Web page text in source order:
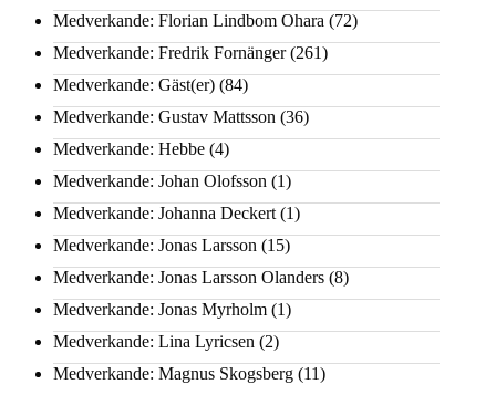
Medverkande: Florian Lindbom Ohara (72)
Medverkande: Fredrik Fornänger(261)
Medverkande: Gäst(er) (84)
Medverkande: Gustav Mattsson (36)
Medverkande: Hebbe (4)
Medverkande: Johan Olofsson (1)
Medverkande: Johanna Deckert (1)
Medverkande: Jonas Larsson (15)
Medverkande: Jonas Larsson Olanders (8)
Medverkande: Jonas Myrholm (1)
Medverkande: Lina Lyricsen (2)
Medverkande: Magnus Skogsberg (11)